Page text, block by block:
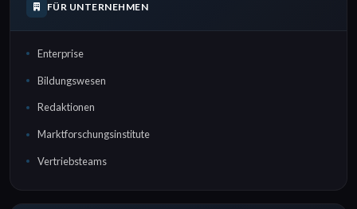
FÜR UNTERNEHMEN
Enterprise
Bildungswesen
Redaktionen
Marktforschungsinstitute
Vertriebsteams